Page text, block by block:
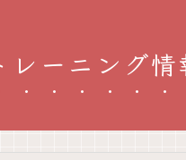
レーニング情